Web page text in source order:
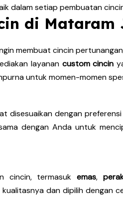
dalam setiap pembuatan
di Mataram
membuat cincin
layanan custom cincin
untuk momen-momen
disesuaikan dengan
dengan Anda untuk
cincin, termasukemas,
dan dipilih dengan